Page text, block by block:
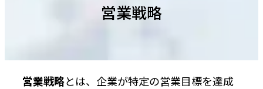
営業戦略
営業戦略とは、企業が特定の営業目標を達成